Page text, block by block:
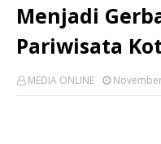
Menjadi
Pariwisata
MEDIA ONLINE